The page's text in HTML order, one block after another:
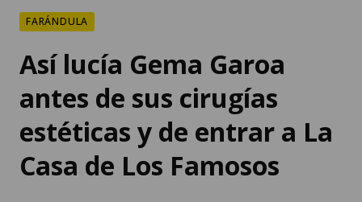
FARÁNDULA
Así lucía Gema Garoa
antes de sus cirugías
estéticas y de entrar a La
Casa de Los Famosos